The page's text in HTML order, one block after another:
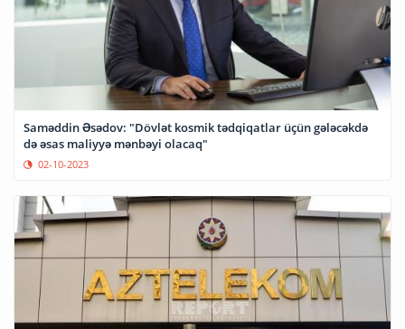
Saməddin Əsədov: "Dövlət kosmik tədqiqatlar üçün gələcəkdə
də əsas maliyyə mənbəyi olacaq"
02-10-2023